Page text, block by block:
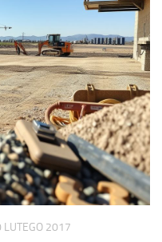
LUTEGO 2017